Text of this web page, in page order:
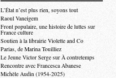
L’État n’est plus rien, soyons tout
Raoul Vaneigem
Front populaire, une histoire de luttes sur
France culture
Soutien à la librairie Violette and Co
Parias, de Marina Touilliez
Le Jeune Victor Serge sur À contretemps
Rencontre avec Francesca Abanese
Michèle Audin (1954-2025)